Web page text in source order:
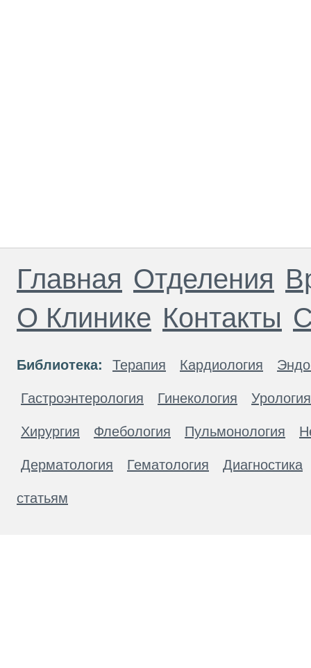
Главная Отделения
О Клинике Контакты
Библиотека: Терапия Кардиология
Гастроэнтерология Гинекология Урология
Хирургия Флебология Пульмонология
Дерматология Гематология Диагностика
статьям